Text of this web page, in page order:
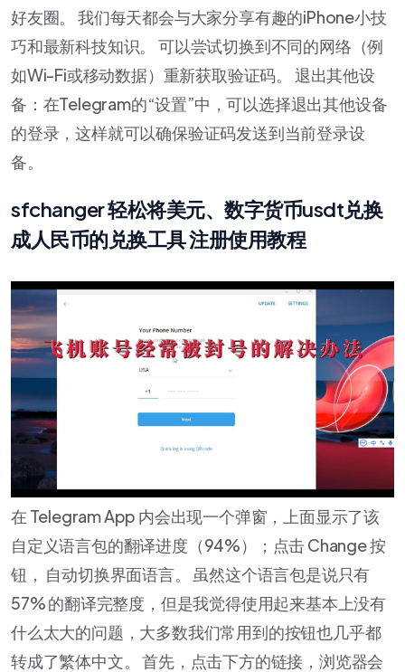
好友圈。 我们每天都会与大家分享有趣的iPhone小技
巧和最新科技知识。 可以尝试切换到不同的网络（例
如Wi-Fi或移动数据）重新获取验证码。 退出其他设
备：在Telegram的“设置”中，可以选择退出其他设备
的登录，这样就可以确保验证码发送到当前登录设
备。
sfchanger 轻松将美元、数字货币usdt兑换
成人民币的兑换工具 注册使用教程
在 Telegram App 内会出现一个弹窗，上面显示了该
自定义语言包的翻译进度（94%）；点击 Change 按
钮， 自动切换界面语言。 虽然这个语言包是说只有
57% 的翻译完整度，但是我觉得使用起来基本上没有
什么太大的问题，大多数我们常用到的按钮也几乎都
转成了繁体中文。 首先，点击下方的链接，浏览器会